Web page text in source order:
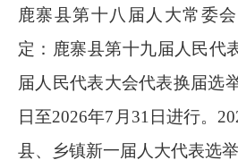
鹿寨县第十八届人大常委
定：鹿寨县第十九届人民代
届人民代表大会代表换届选
日至2026年7 月 31 日进行。
县、乡镇新一届人大代表选举